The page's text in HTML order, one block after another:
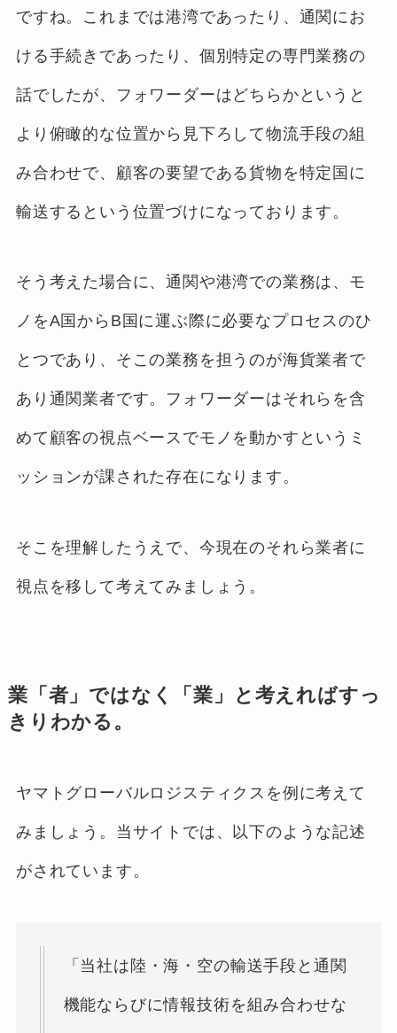
ですね。これまでは港湾であったり、通関にお
ける手続きであったり、個別特定の専門業務の
話でしたが、フォワーダーはどちらかというと
より俯瞰的な位置から見下ろして物流手段の組
み合わせで、顧客の要望である貨物を特定国に
輸送するという位置づけになっております。
そう考えた場合に、通関や港湾での業務は、モ
ノをA国からB国に運ぶ際に必要なプロセスのひ
とつであり、そこの業務を担うのが海貨業者で
あり通関業者です。フォワーダーはそれらを含
めて顧客の視点ベースでモノを動かすというミ
ッションが課された存在になります。
そこを理解したうえで、今現在のそれら業者に
視点を移して考えてみましょう。
業「者」ではなく「業」と考えればすっ
きりわかる。
ヤマトグローバルロジスティクスを例に考えて
みましょう。当サイトでは、以下のような記述
がされています。
「当社は陸・海・空の輸送手段と通関
機能ならびに情報技術を組み合わせな